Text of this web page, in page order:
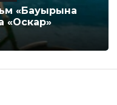
«Бауырына
«Оскар»